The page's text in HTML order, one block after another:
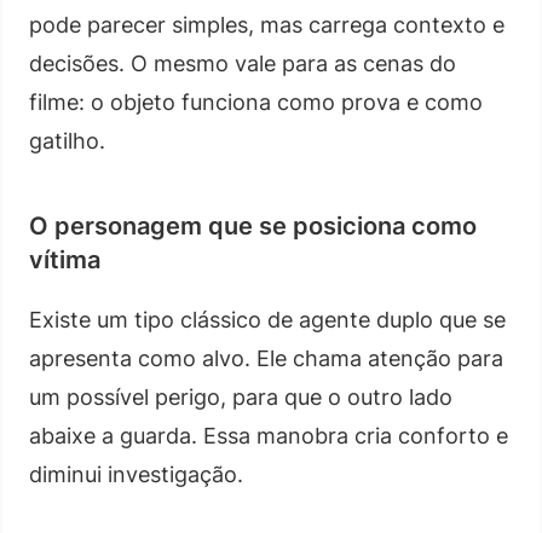
pode parecer simples, mas carrega contexto e
decisões. O mesmo vale para as cenas do
filme: o objeto funciona como prova e como
gatilho.
O personagem que se posiciona como
vítima
Existe um tipo clássico de agente duplo que se
apresenta como alvo. Ele chama atenção para
um possível perigo, para que o outro lado
abaixe a guarda. Essa manobra cria conforto e
diminui investigação.